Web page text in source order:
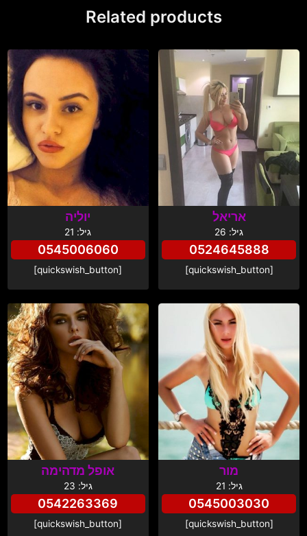
Related products
אריאל
גיל: 26
0524645888
[quickswish_button]
יוליה
גיל: 21
0545006060
[quickswish_button]
מור
גיל: 21
0545003030
[quickswish_button]
אופל מדהימה
גיל: 23
0542263369
[quickswish_button]